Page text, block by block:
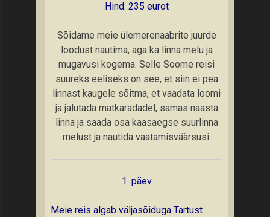
Hind: 235 eurot
Sõidame meie ülemerenaabrite juurde
loodust nautima, aga ka linna melu ja
mugavusi kogema. Selle Soome reisi
suureks eeliseks on see, et siin ei pea
linnast kaugele sõitma, et vaadata loomi
ja jalutada matkaradadel, samas naasta
linna ja saada osa kaasaegse suurlinna
melust ja nautida vaatamisväärsusi.
1. päev
Meie reis algab väljasõiduga Tartust